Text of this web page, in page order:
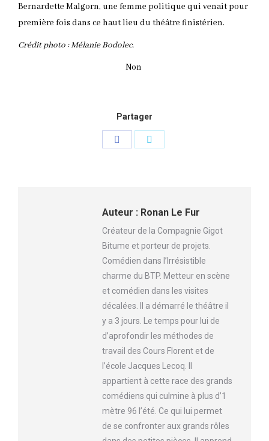
Bernardette Malgorn, une femme politique qui venait pour
première fois dans ce haut lieu du théâtre finistérien.
Crédit photo : Mélanie Bodolec.
Non
Partager
Partager
Auteur : Ronan Le Fur
Créateur de la Compagnie Gigot
Bitume et porteur de projets.
Comédien dans l’Irrésistible
charme du BTP. Metteur en scène
et comédien dans les visites
décalées. Il a démarré le théâtre il
y a 3 jours. Le temps pour lui de
d’aprofondir les méthodes de
travail des Cours Florent et de
l’école Jacques Lecoq. Il
appartient à cette race des grands
comédiens qui culmine à plus d’1
mètre 96 l’été. Ce qui lui permet
de se confronter aux grands rôles